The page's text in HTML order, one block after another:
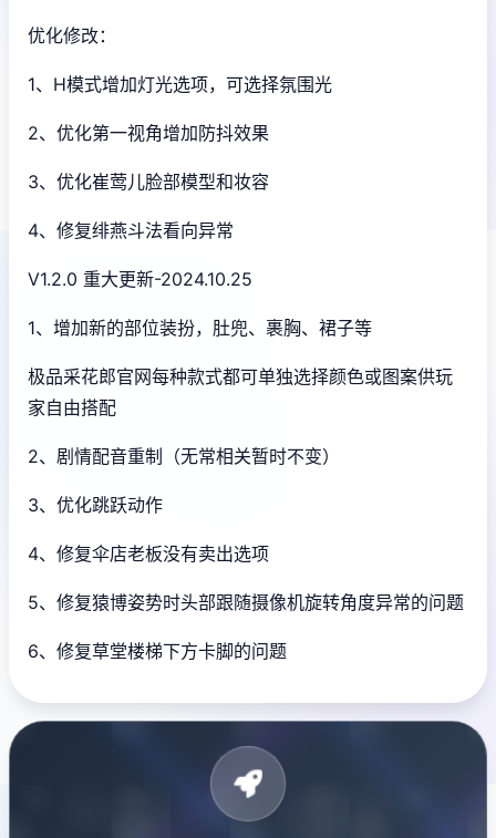
优化修改：
1、H模式增加灯光选项，可选择氛围光
2、优化第一视角增加防抖效果
3、优化崔莺儿脸部模型和妆容
4、修复绯燕斗法看向异常
V1.2.0 重大更新-2024.10.25
1、增加新的部位装扮，肚兜、裹胸、裙子等
极品采花郎官网每种款式都可单独选择颜色或图案供玩
家自由搭配
2、剧情配音重制（无常相关暂时不变）
3、优化跳跃动作
4、修复伞店老板没有卖出选项
5、修复猿博姿势时头部跟随摄像机旋转角度异常的问题
6、修复草堂楼梯下方卡脚的问题